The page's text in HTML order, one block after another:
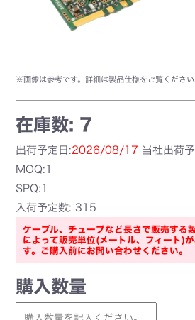
※画像は参考です。詳細は製品仕様をご覧ください
在庫数: 7
出荷予定日:2026/08/17 当社出荷
MOQ:1
SPQ:1
入荷予定数: 315
ケーブル、チューブなど長さで販売する
によって販売単位(メートル、フィート)
す。ご購入前にお問い合わせください。
購入数量